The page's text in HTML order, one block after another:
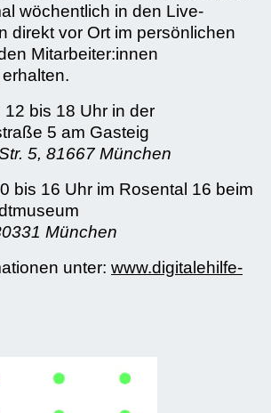
wöchentlich in den Live-
direkt vor Ort im persönlichen
Mitarbeiter:innen
bis 18 Uhr in der
5 am Gasteig
5, 81667 München
bis 16 Uhr im Rosental 16 beim
München
unter: www.digitalehilfe-